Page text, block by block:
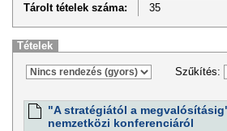
Tárolt tételek száma:
35
Tételek
Szűkítés:
"A stratégiától a
nemzetközi konferenciáról